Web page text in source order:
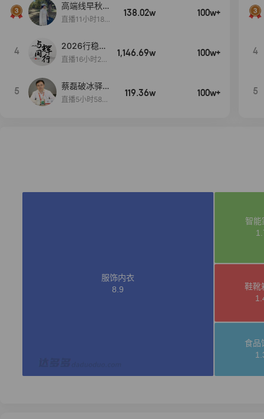
高端线早秋现
货首发
直播11小时18分
138.02w 100w+
4
2026行稳致
远
直播16小时20
1,146.69w 100w+
5
蔡磊破冰驿站
直播间好物分
直播5小时58分
119.36w 100w+
4
5